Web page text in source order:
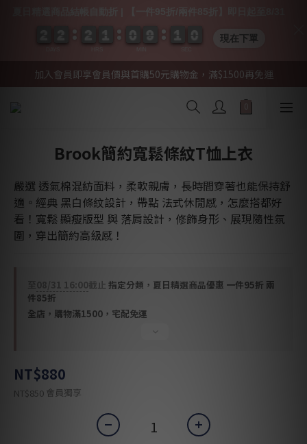
加入會員即享會員價與首購50元購物金，滿$1500再免運
Brook簡約寬鬆條紋T恤上衣
嚴選 透氣棉混紡面料，柔軟親膚，長時間穿著也能保持舒
適。經典 黑白條紋設計，帶點 法式休閒感，怎麼搭都好
看！寬鬆 顯瘦版型 與 落肩設計，修飾身形、展現隨性氛
圍，穿出簡約高級感！
08/31 16:00截止 指定分類，夏日精選商品優惠 一件95折 兩
件85折
全店，購物滿1500，宅配免運
NT$880
NT$850 會員獨享
1
1
1
1 0
0
0
0 9
9
9
9 1
1
0 0
0
0
0
9 現在下單